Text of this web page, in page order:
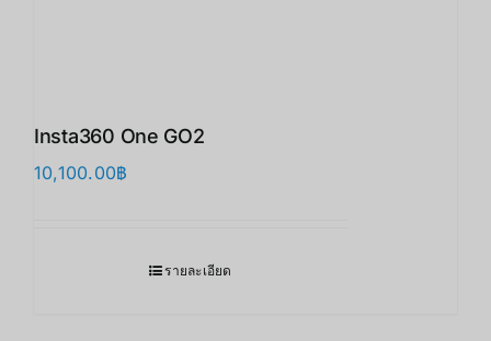
Insta360 One GO2
10,100.00฿
รายละเอียด